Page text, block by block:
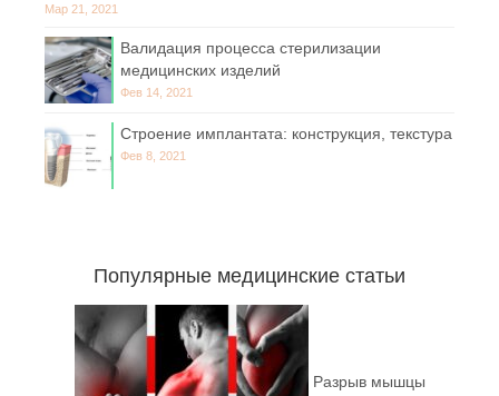
Мар 21, 2021
Валидация процесса стерилизации
медицинских изделий
Фев 14, 2021
Строение имплантата: конструкция, текстура
Фев 8, 2021
Популярные медицинские статьи
Разрыв мышцы